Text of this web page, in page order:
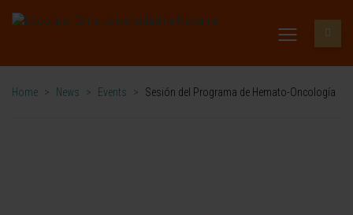
Home > News > Events > Sesión del Programa de Hemato-Oncología